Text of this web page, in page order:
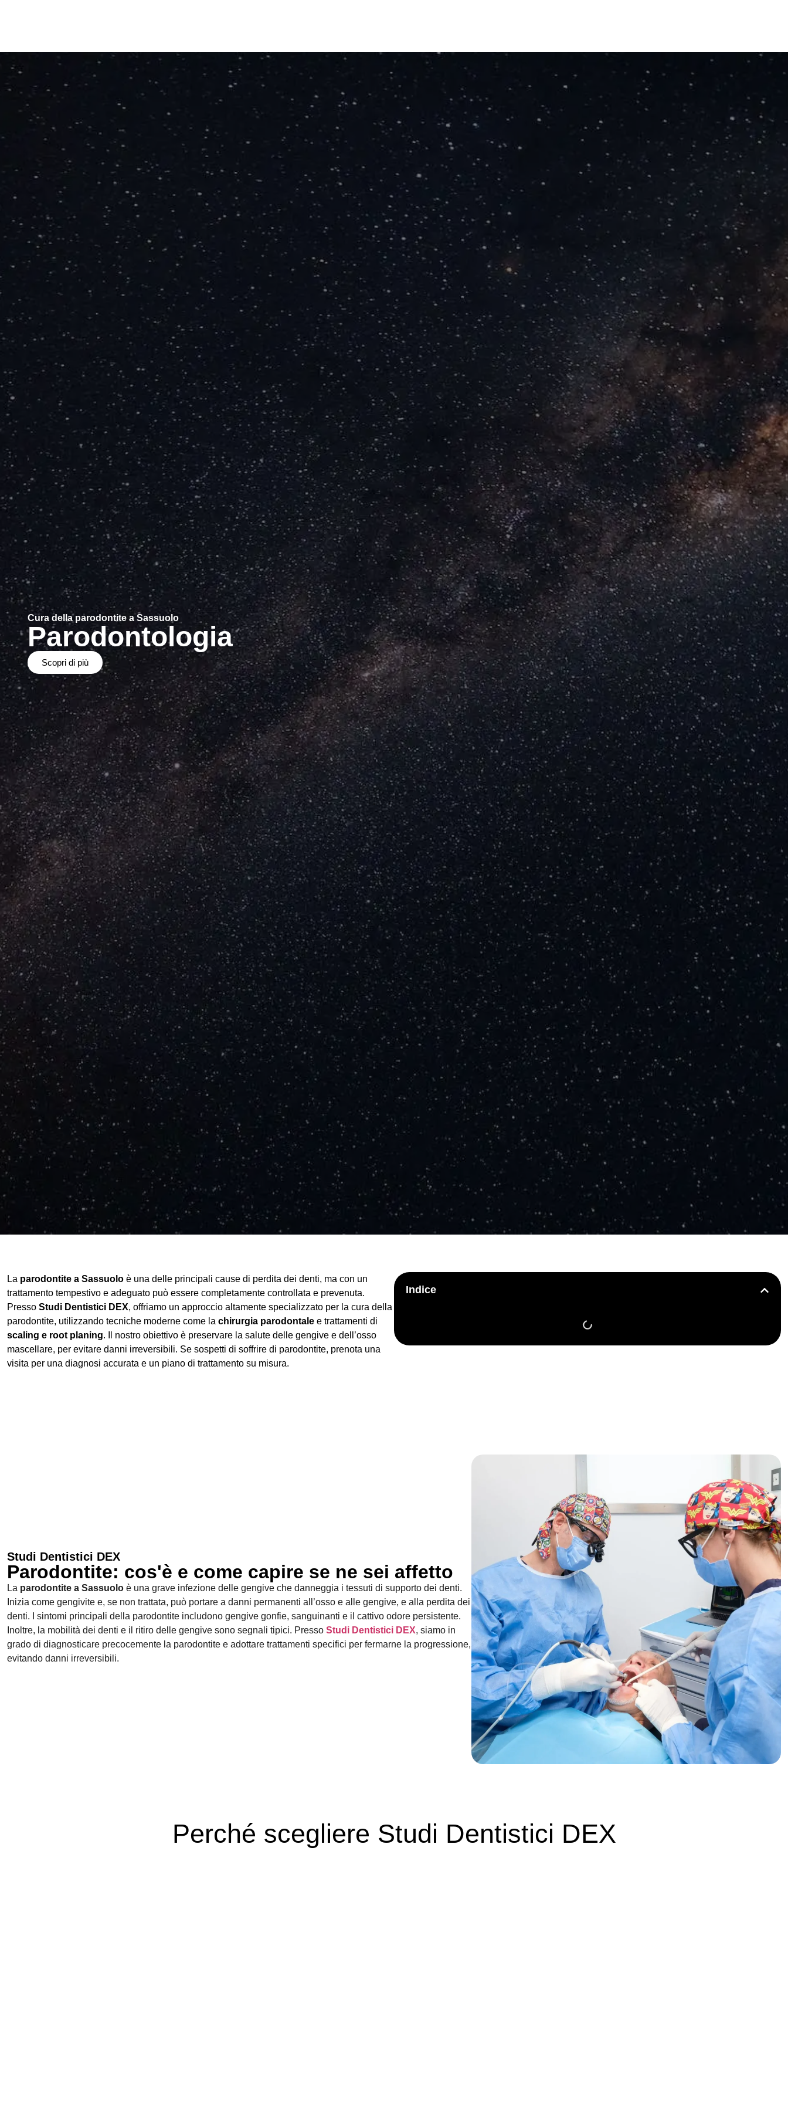
Cura della parodontite a Sassuolo
Parodontologia
Scopri di più
La parodontite a Sassuolo è una delle principali cause di perdita dei denti, ma con un
trattamento tempestivo e adeguato può essere completamente controllata e prevenuta.
Presso Studi Dentistici DEX, offriamo un approccio altamente specializzato per la cura della
parodontite, utilizzando tecniche moderne come la chirurgia parodontale e trattamenti di
scaling e root planing. Il nostro obiettivo è preservare la salute delle gengive e dell’osso
mascellare, per evitare danni irreversibili. Se sospetti di soffrire di parodontite, prenota una
visita per una diagnosi accurata e un piano di trattamento su misura.
Indice
Studi Dentistici DEX
Parodontite: cos'è e come capire se ne sei affetto
La parodontite a Sassuolo è una grave infezione delle gengive che danneggia i tessuti di supporto dei denti.
Inizia come gengivite e, se non trattata, può portare a danni permanenti all’osso e alle gengive, e alla perdita dei
denti. I sintomi principali della parodontite includono gengive gonfie, sanguinanti e il cattivo odore persistente.
Inoltre, la mobilità dei denti e il ritiro delle gengive sono segnali tipici. Presso Studi Dentistici DEX, siamo in
grado di diagnosticare precocemente la parodontite e adottare trattamenti specifici per fermarne la progressione,
evitando danni irreversibili.
Perché scegliere Studi Dentistici DEX